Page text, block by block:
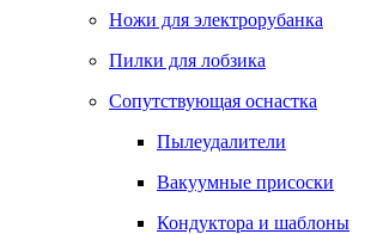
Ножи для электрорубанка
Пилки для лобзика
Сопутствующая оснастка
Пылеудалители
Вакуумные присоски
Кондуктора и шаблоны